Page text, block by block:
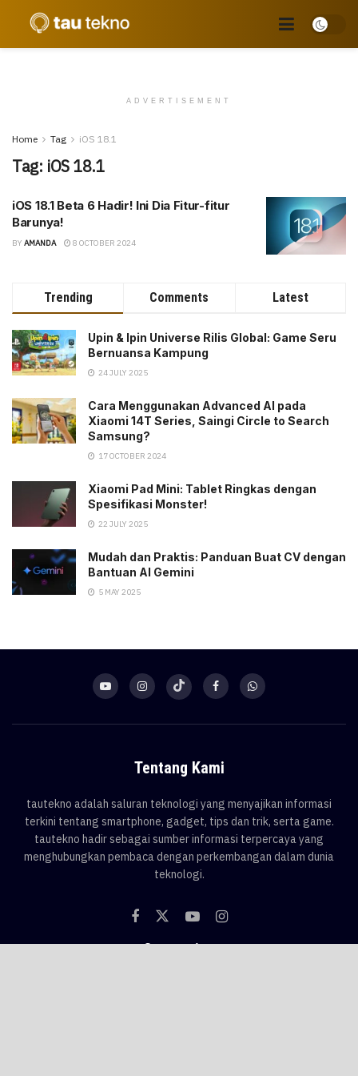
ADVERTISEMENT
Home Tag iOS 18.1
Tag: iOS 18.1
iOS 18.1 Beta 6 Hadir! Ini Dia Fitur-fitur
Barunya!
BY AMANDA 8 OCTOBER 2024
Trending Comments Latest
Upin & Ipin Universe Rilis Global: Game Seru
Bernuansa Kampung
24 JULY 2025
Cara Menggunakan Advanced AI pada
Xiaomi 14T Series, Saingi Circle to Search
Samsung?
17 OCTOBER 2024
Xiaomi Pad Mini: Tablet Ringkas dengan
Spesifikasi Monster!
22 JULY 2025
Mudah dan Praktis: Panduan Buat CV dengan
Bantuan AI Gemini
5 MAY 2025
Tentang Kami
tautekno adalah saluran teknologi yang menyajikan informasi
terkini tentang smartphone, gadget, tips dan trik, serta game.
tautekno hadir sebagai sumber informasi terpercaya yang
menghubungkan pembaca dengan perkembangan dalam dunia
teknologi.
Categories